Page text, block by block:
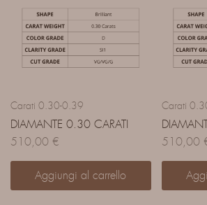
Carati 0.30-0.39
DIAMANTE 0.30 CARATI
510,00 €
Aggiungi al carrello
Carati
510,00